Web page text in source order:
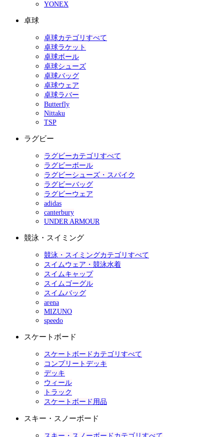
YONEX
卓球
卓球カテゴリすべて
卓球ラケット
卓球ボール
卓球シューズ
卓球バッグ
卓球ウェア
卓球ラバー
Butterfly
Nittaku
TSP
ラグビー
ラグビーカテゴリすべて
ラグビーボール
ラグビーシューズ・スパイク
ラグビーバッグ
ラグビーウェア
adidas
canterbury
UNDER ARMOUR
競泳・スイミング
競泳・スイミングカテゴリすべて
スイムウェア・競泳水着
スイムキャップ
スイムゴーグル
スイムバッグ
arena
MIZUNO
speedo
スケートボード
スケートボードカテゴリすべて
コンプリートデッキ
デッキ
ウィール
トラック
スケートボード用品
スキー・スノーボード